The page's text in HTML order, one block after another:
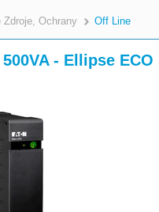
Zdroje, Ochrany Off Line
- Ellipse